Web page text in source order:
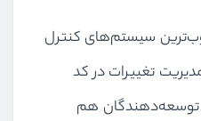
سیستم‌های کنترل
تغییرات در کد
توسعه‌دهندگان هم